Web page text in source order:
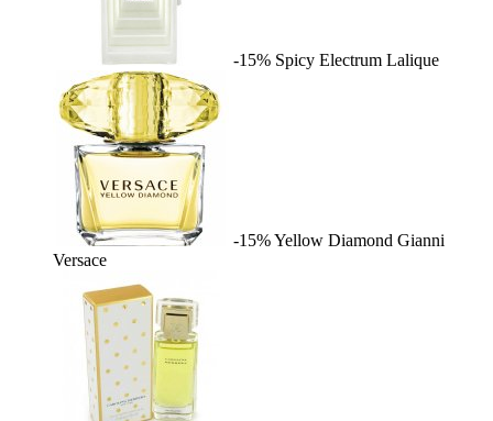
-15% Spicy Electrum Lalique
-15%Yellow Diamond Gianni
Versace